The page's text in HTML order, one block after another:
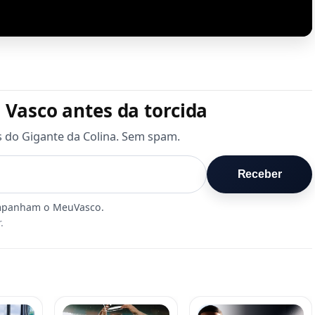
antes da torcida
Gigante da Colina. Sem spam.
Receber